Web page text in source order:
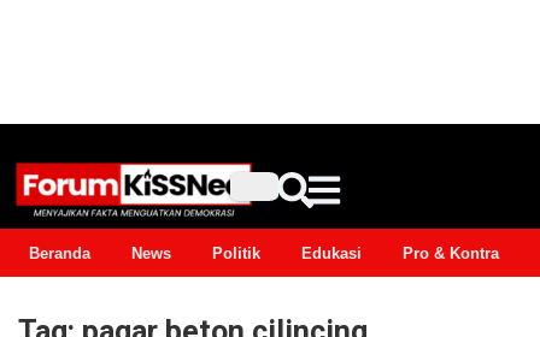
Beranda News Politik Edukasi Pro & Kontra